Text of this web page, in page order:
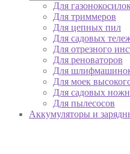
Для
Для триммеров
Для цепных пил
Для садовых
Для отрезного
Для реноваторов
Для
Для моек
Для садовых
Для пылесосов
Аккумуляторы и